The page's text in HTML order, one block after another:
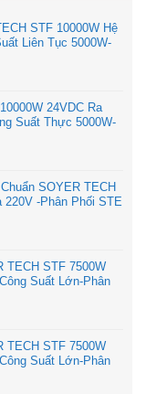
(2 MPPT)
công suất lớn +
+ inverter hòa lưới
20 tấm
xe nâng khi bốc
bảo an toàn
/ ISO
STF 10000W Hệ
Liên Tục 5000W-
24VDC Ra
Suất Thực 5000W-
SOYER TECH
220V -Phân Phối STE
TECH STF 7500W
Suất Lớn-Phân
TECH STF 7500W
Suất Lớn-Phân